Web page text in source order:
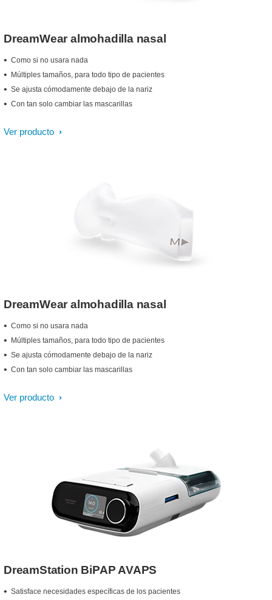
DreamWear almohadilla nasal
Como si no usara nada
Múltiples tamaños, para todo tipo de pacientes
Se ajusta cómodamente debajo de la nariz
Con tan solo cambiar las mascarillas
Ver producto
DreamWear almohadilla nasal
Como si no usara nada
Múltiples tamaños, para todo tipo de pacientes
Se ajusta cómodamente debajo de la nariz
Con tan solo cambiar las mascarillas
Ver producto
DreamStation BiPAP AVAPS
Satisface necesidades específicas de los pacientes